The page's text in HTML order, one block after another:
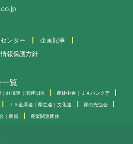
ンター
企画記事
報保護方針
覧
｜経済連｜関連団体 農林中金｜ＪＡバンク等
ＪＡ全厚連｜厚生連｜文化連 家の光協会
｜農協 農業関連団体